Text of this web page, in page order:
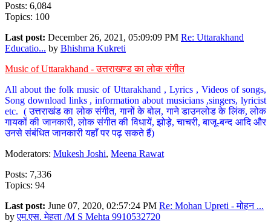
Posts: 6,084
Topics: 100
Last post: December 26, 2021, 05:09:09 PM Re: Uttarakhand
Educatio... by Bhishma Kukreti
Music of Uttarakhand - उत्तराखण्ड का लोक संगीत
All about the folk music of Uttarakhand , Lyrics , Videos of songs,
Song download links , information about musicians ,singers, lyricist
etc. ( उत्तराखंड का लोक संगीत, गानों के बोल, गाने डाउनलोड के लिंक, लोक
गायकों की जानकारी, लोक संगीत की विधायें, झोड़े, चाचरी, बाजू-बन्द आदि और
उनसे संबंधित जानकारी यहाँ पर पढ़ सकते हैं)
Moderators: Mukesh Joshi, Meena Rawat
Posts: 7,336
Topics: 94
Last post: June 07, 2020, 02:57:24 PM Re: Mohan Upreti - मोहन ...
byएम.एस. मेहता /M S Mehta 9910532720